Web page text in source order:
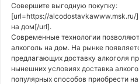
Совершите выгодную покупку:
[url=https://alcodostavkawww.msk.ru/
на дом[/url].
Современные технологии
алкоголь на дом. На рынке
предлагающих доставку алкоголя
нынешних условиях доставка
популярных способов приобрести